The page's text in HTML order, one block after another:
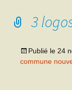
3
Publié le 24
commune